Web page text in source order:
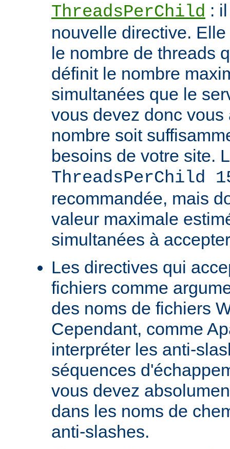
ThreadsPerChild :
nouvelle directive.
le nombre de threads
définit le nombre
simultanées que le
vous devez donc vous
nombre soit
besoins de votre site.
ThreadsPerChild
recommandée, mais
valeur maximale
simultanées à
Les directives qui
fichiers comme
des noms de fichiers
Cependant, comme
interpréter les anti-
séquences
vous devez
dans les noms de
anti-slashes.